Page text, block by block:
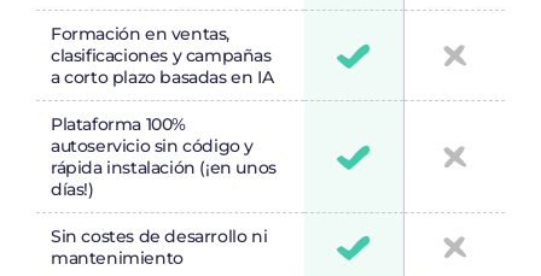
Formación en ventas,
clasificaciones y campañas
a corto plazo basadas en IA
Plataforma 100%
autoservicio sin código y
rápida instalación (¡en unos
días!)
Sin costes de desarrollo ni
mantenimiento